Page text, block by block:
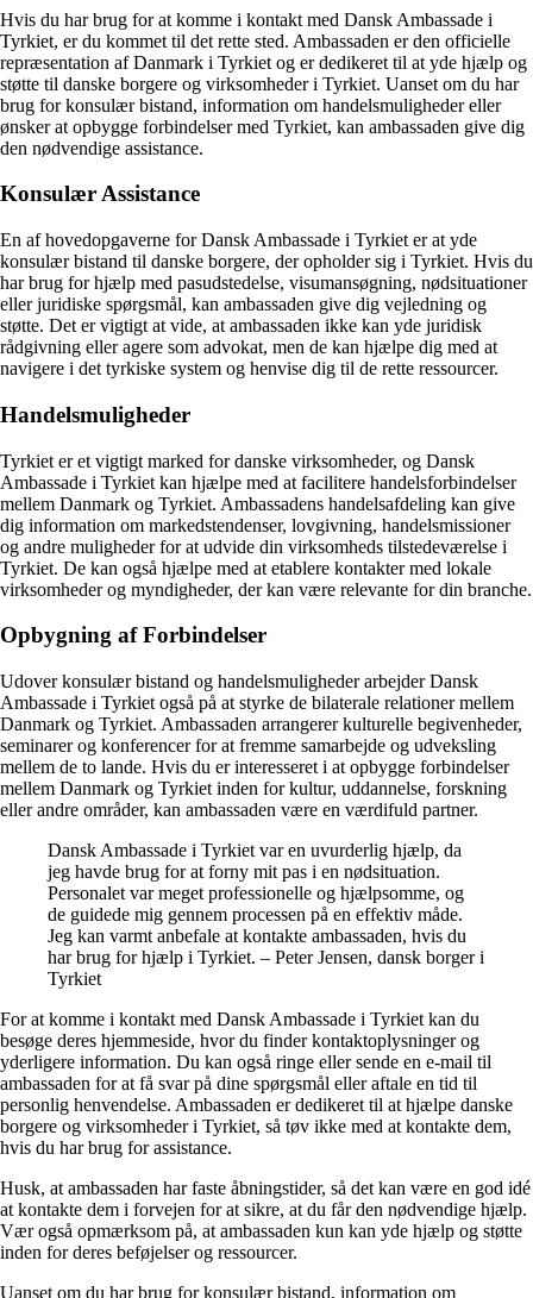
Hvis du har brug for at komme i kontakt med Dansk Ambassade i
Tyrkiet, er du kommet til det rette sted. Ambassaden er den officielle
repræsentation af Danmark i Tyrkiet og er dedikeret til at yde hjælp og
støtte til danske borgere og virksomheder i Tyrkiet. Uanset om du har
brug for konsulær bistand, information om handelsmuligheder eller
ønsker at opbygge forbindelser med Tyrkiet, kan ambassaden give dig
den nødvendige assistance.
Konsulær Assistance
En af hovedopgaverne for Dansk Ambassade i Tyrkiet er at yde
konsulær bistand til danske borgere, der opholder sig i Tyrkiet. Hvis du
har brug for hjælp med pasudstedelse, visumansøgning, nødsituationer
eller juridiske spørgsmål, kan ambassaden give dig vejledning og
støtte. Det er vigtigt at vide, at ambassaden ikke kan yde juridisk
rådgivning eller agere som advokat, men de kan hjælpe dig med at
navigere i det tyrkiske system og henvise dig til de rette ressourcer.
Handelsmuligheder
Tyrkiet er et vigtigt marked for danske virksomheder, og Dansk
Ambassade i Tyrkiet kan hjælpe med at facilitere handelsforbindelser
mellem Danmark og Tyrkiet. Ambassadens handelsafdeling kan give
dig information om markedstendenser, lovgivning, handelsmissioner
og andre muligheder for at udvide din virksomheds tilstedeværelse i
Tyrkiet. De kan også hjælpe med at etablere kontakter med lokale
virksomheder og myndigheder, der kan være relevante for din branche.
Opbygning af Forbindelser
Udover konsulær bistand og handelsmuligheder arbejder Dansk
Ambassade i Tyrkiet også på at styrke de bilaterale relationer mellem
Danmark og Tyrkiet. Ambassaden arrangerer kulturelle begivenheder,
seminarer og konferencer for at fremme samarbejde og udveksling
mellem de to lande. Hvis du er interesseret i at opbygge forbindelser
mellem Danmark og Tyrkiet inden for kultur, uddannelse, forskning
eller andre områder, kan ambassaden være en værdifuld partner.
Dansk Ambassade i Tyrkiet var en uvurderlig hjælp, da
jeg havde brug for at forny mit pas i en nødsituation.
Personalet var meget professionelle og hjælpsomme, og
de guidede mig gennem processen på en effektiv måde.
Jeg kan varmt anbefale at kontakte ambassaden, hvis du
har brug for hjælp i Tyrkiet. – Peter Jensen, dansk borger i
Tyrkiet
For at komme i kontakt med Dansk Ambassade i Tyrkiet kan du
besøge deres hjemmeside, hvor du finder kontaktoplysninger og
yderligere information. Du kan også ringe eller sende en e-mail til
ambassaden for at få svar på dine spørgsmål eller aftale en tid til
personlig henvendelse. Ambassaden er dedikeret til at hjælpe danske
borgere og virksomheder i Tyrkiet, så tøv ikke med at kontakte dem,
hvis du har brug for assistance.
Husk, at ambassaden har faste åbningstider, så det kan være en god idé
at kontakte dem i forvejen for at sikre, at du får den nødvendige hjælp.
Vær også opmærksom på, at ambassaden kun kan yde hjælp og støtte
inden for deres beføjelser og ressourcer.
Uanset om du har brug for konsulær bistand, information om